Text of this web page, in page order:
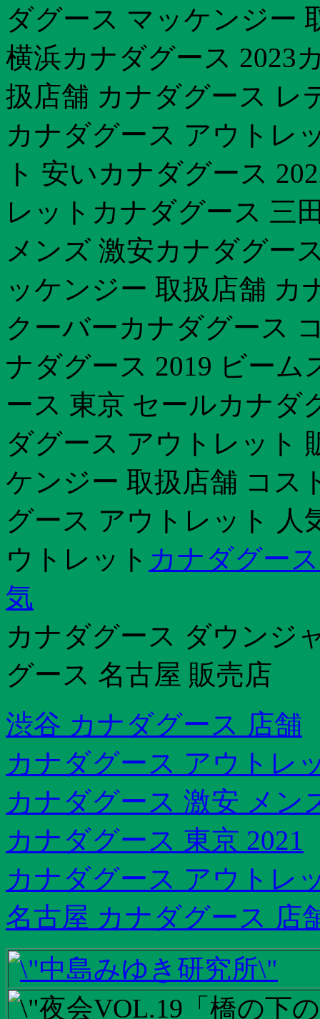
ダグース マッケンジー
横浜カナダグース 2023
扱店舗 カナダグース レ
カナダグース アウトレ
ト 安いカナダグース
レットカナダグース 三
メンズ 激安カナダグー
ッケンジー 取扱店舗 カ
クーバーカナダグース
ナダグース 2019 ビー
ース 東京 セールカナダ
ダグース アウトレット
ケンジー 取扱店舗 コス
グース アウトレット 人
ウトレット カナダグー
気
カナダグース ダウンジ
グース 名古屋 販売店
渋谷 カナダグース 店舗
カナダグース アウトレ
カナダグース 激安 メン
カナダグース 東京 2021
カナダグース アウトレ
名古屋 カナダグース 店